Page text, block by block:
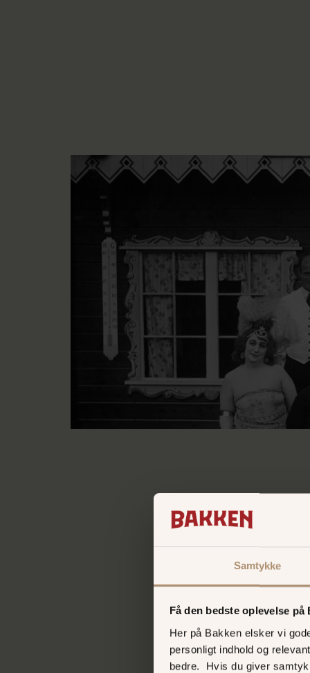
Samtykke
Få den bedste oplevelse på
Her på Bakken elsker vi
personligt indhold og
bedre. Hvis du giver
Nye
I 1935, hvor
dage, realiserede